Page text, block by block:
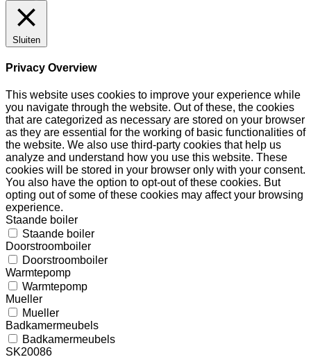
Sluiten
Privacy Overview
This website uses cookies to improve your experience while
you navigate through the website. Out of these, the cookies
that are categorized as necessary are stored on your browser
as they are essential for the working of basic functionalities of
the website. We also use third-party cookies that help us
analyze and understand how you use this website. These
cookies will be stored in your browser only with your consent.
You also have the option to opt-out of these cookies. But
opting out of some of these cookies may affect your browsing
experience.
Staande boiler
Staande boiler
Doorstroomboiler
Doorstroomboiler
Warmtepomp
Warmtepomp
Mueller
Mueller
Badkamermeubels
Badkamermeubels
SK20086